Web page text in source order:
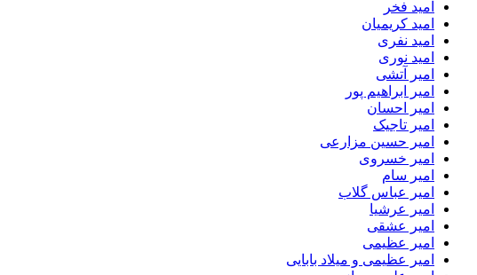
امید فخر
امید کریمیان
امید نفری
امید نوری
امیر آتشی
امیر ابراهیم پور
امیر احسان
امیر تاجیک
امیر حسین مزارعی
امیر خسروی
امیر سام
امیر عباس گلاب
امیر عرشیا
امیر عشقی
امیر عظیمی
امیر عظیمی و میلاد بابایی